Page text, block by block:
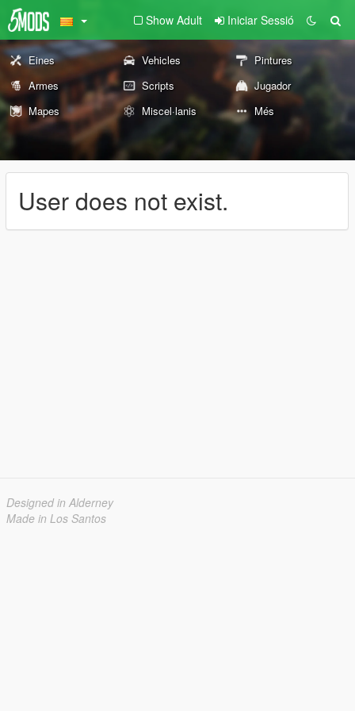
Show Adult Iniciar Sessió
Eines Vehicles
Pintures
Armes
Scripts
Jugador
Mapes
Miscel·lanis Més
User does not exist.
Designed in Alderney
Made in Los Santos